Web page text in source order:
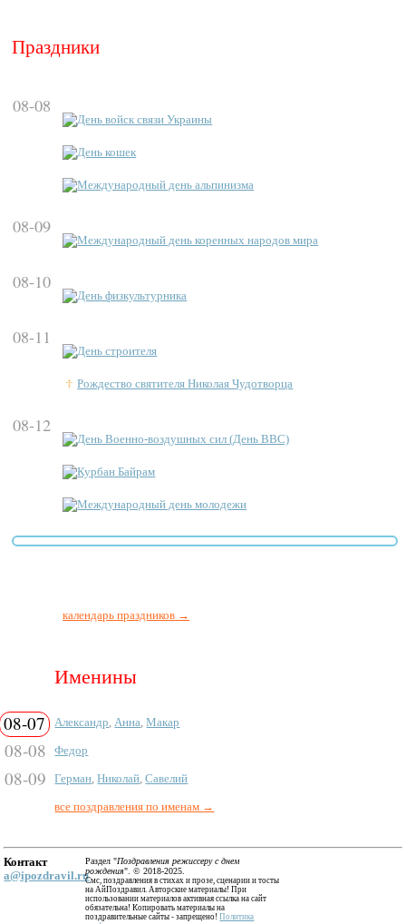
Праздники
08-08
День войск связи Украины
День кошек
Международный день альпинизма
08-09
Международный день коренных народов мира
08-10
День физкультурника
08-11
День строителя
Рождество святителя Николая Чудотворца
08-12
День Военно-воздушных сил (День ВВС)
Курбан Байрам
Международный день молодежи
календарь праздников →
Именины
08-07 Александр Анна ,Макар
08-08 Федор
08-09 Герман ,Николай ,Савелий
все поздравления по именам →
Контакт
a@ipozdravil.ru
Раздел "Поздравления режиссеру с днем
рождения". © 2018-2025.
Смс, поздравления в стихах и прозе, сценарии и тосты
на АйПоздравил. Авторские материалы! При
использовании материалов активная ссылка на сайт
обязательна! Копировать материалы на
поздравительные сайты - запрещено!Политика